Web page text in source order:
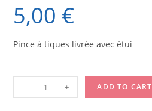
5,00 €
Pince à tiques livrée avec étui
ANTI-
- + ADD TO CART